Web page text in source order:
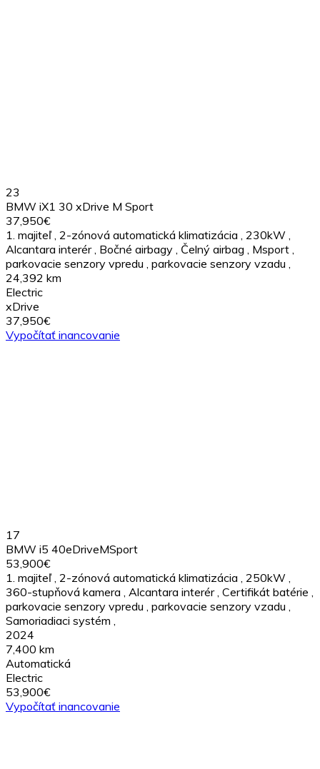
23
BMW iX1 30 xDrive M Sport
37,950€
1. majiteľ 2-zónová automatická klimatizácia 230kW
Alcantara interér Bočné airbagy Čelný airbag Msport
parkovacie senzory vpredu parkovacie senzory vzadu
24,392 km
Electric
xDrive
37,950€
Vypočítať inancovanie
17
BMW i5 40eDriveMSport
53,900€
1. majiteľ 2-zónová automatická klimatizácia 250kW
360-stupňová kamera
Alcantara interér Certifikát batérie
parkovacie senzory vpredu parkovacie senzory vzadu
Samoriadiaci systém
2024
7,400 km
Automatická
Electric
53,900€
Vypočítať inancovanie